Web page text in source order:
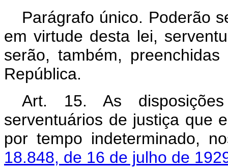
Parágrafo único. Poderão
em virtude desta lei,
serão, também,
República.
Art. 15. As
serventuários de justiça que
por tempo indeterminado,
18.848, de 16 de julho de